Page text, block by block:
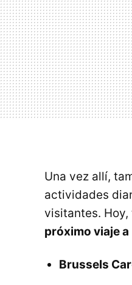
Una vez allí,
actividades
visitantes.
próximo viaje a
Brussels